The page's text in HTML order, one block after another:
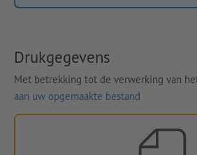
Drukgegevens
Met betrekking tot de verwerking van
aan uw opgemaakte bestand